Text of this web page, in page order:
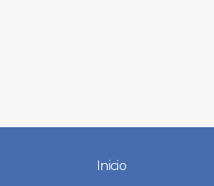
Inicio